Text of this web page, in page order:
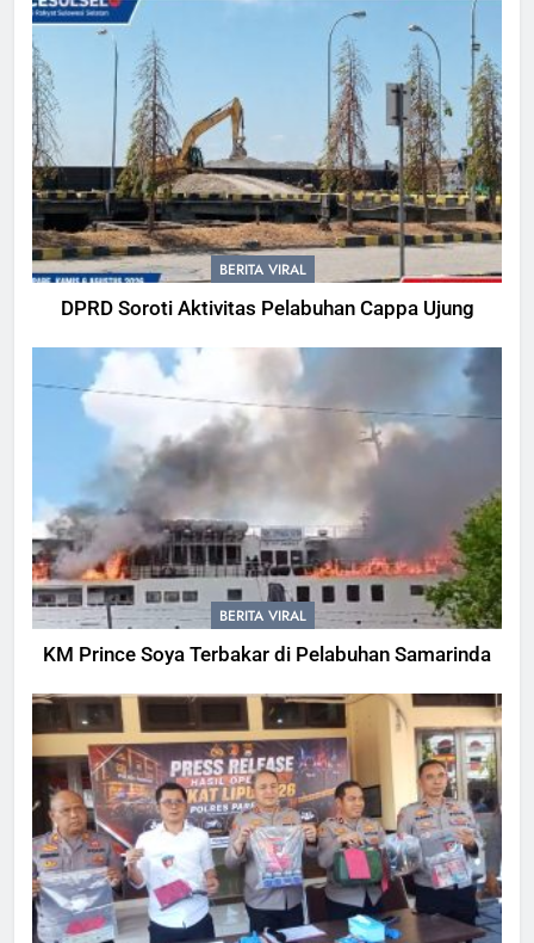
BERITA VIRAL
DPRD Soroti Aktivitas Pelabuhan Cappa Ujung
BERITA VIRAL
KM Prince Soya Terbakar di Pelabuhan Samarinda